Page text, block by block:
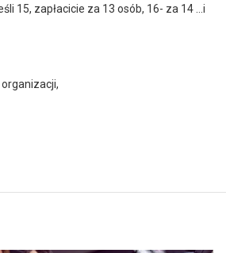
15, zapłacicie za 13 osób, 16- za 14 …i